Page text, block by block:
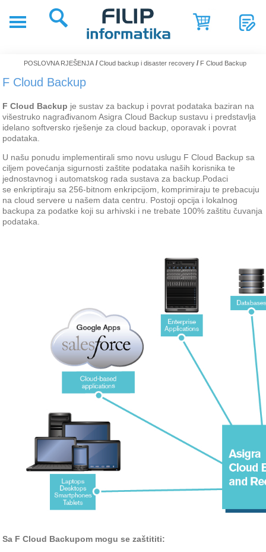
RJEŠENJA
SERVIS
NOVOSTI
REFERENCE
O
NAMA
POSLOVNA RJEŠENJA / Cloud backup i disaster recovery / F Cloud Backup
F Cloud Backup
F Cloud Backup je sustav za backup i povrat podataka baziran na
višestruko nagrađivanom Asigra Cloud Backup sustavu i predstavlja
idelano softversko rješenje za cloud backup, oporavak i povrat
podataka.
U našu ponudu implementirali smo novu uslugu F Cloud Backup sa
ciljem povećanja sigurnosti zaštite podataka naših korisnika te
jednostavnog i automatskog rada sustava za backup. Podaci
se enkriptiraju sa 256-bitnom enkripcijom, komprimiraju te prebacuju
na cloud servere u našem data centru. Postoji opcija i lokalnog
backupa za podatke koji su arhivski i ne trebate 100% zaštitu čuvanja
podataka.
Sa F Cloud Backupom mogu se zaštititi: